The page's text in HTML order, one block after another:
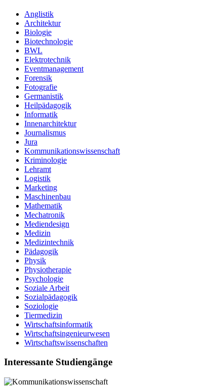
Anglistik
Architektur
Biologie
Biotechnologie
BWL
Elektrotechnik
Eventmanagement
Forensik
Fotografie
Germanistik
Heilpädagogik
Informatik
Innenarchitektur
Journalismus
Jura
Kommunikationswissenschaft
Kriminologie
Lehramt
Logistik
Marketing
Maschinenbau
Mathematik
Mechatronik
Mediendesign
Medizin
Medizintechnik
Pädagogik
Physik
Physiotherapie
Psychologie
Soziale Arbeit
Sozialpädagogik
Soziologie
Tiermedizin
Wirtschaftsinformatik
Wirtschaftsingenieurwesen
Wirtschaftswissenschaften
Interessante Studiengänge